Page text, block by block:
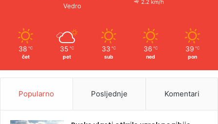
Vedro
2.2 km/h
38 ℃
čet
35 ℃
pet
33 ℃
sub
36 ℃
ned
39 ℃
pon
Popularno Posljednje Komentari